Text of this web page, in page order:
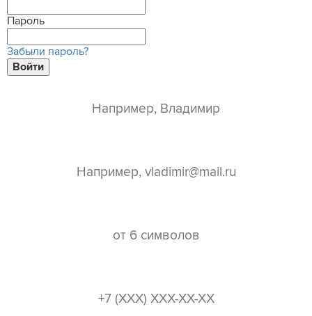
Пароль
Забыли пароль?
Войти